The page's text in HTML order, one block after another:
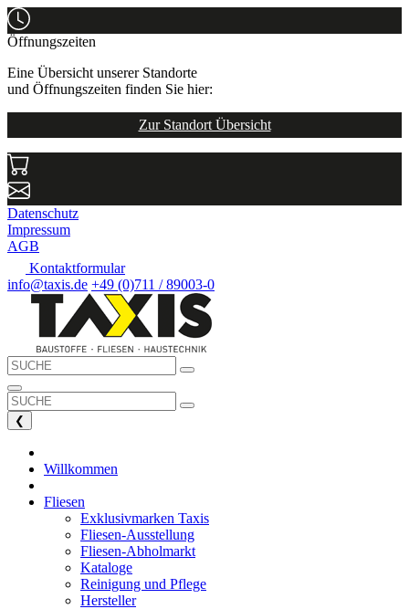
Öffnungszeiten
Eine Übersicht unserer Standorte
und Öffnungszeiten finden Sie hier:
Zur Standort Übersicht
Datenschutz
Impressum
AGB
Kontaktformular
info@taxis.de +49 (0)711 / 89003-0
❮
Willkommen
Fliesen
Exklusivmarken Taxis
Fliesen-Ausstellung
Fliesen-Abholmarkt
Kataloge
Reinigung und Pflege
Hersteller